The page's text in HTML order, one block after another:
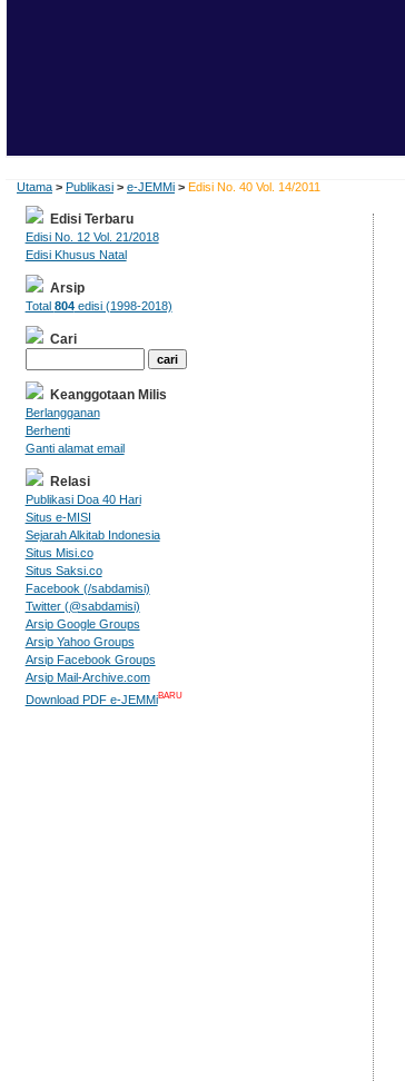
Utama > Publikasi > e-JEMMi > Edisi No. 40 Vol. 14/2011
Edisi Terbaru
Edisi No. 12 Vol. 21/2018
Edisi Khusus Natal
Arsip
Total 804edisi (1998-2018)
Cari
Keanggotaan Milis
Berlangganan
Berhenti
Ganti alamat email
Relasi
Publikasi Doa 40 Hari
Situs e-MISI
Sejarah Alkitab Indonesia
Situs Misi.co
Situs Saksi.co
Facebook (/sabdamisi)
Twitter (@sabdamisi)
Arsip Google Groups
Arsip Yahoo Groups
Arsip Facebook Groups
Arsip Mail-Archive.com
Download PDF e-JEMMiBARU